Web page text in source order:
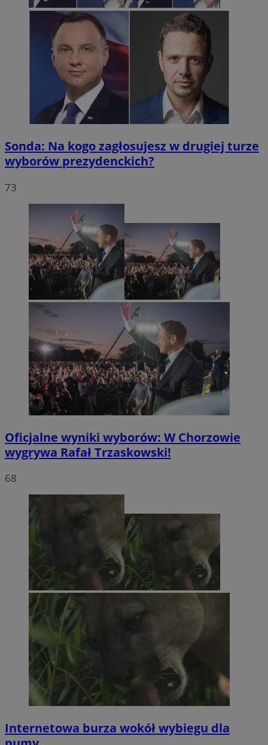
Sonda: Na kogo zagłosujesz w drugiej turze
wyborów prezydenckich?
73
Oficjalne wyniki wyborów: W Chorzowie
wygrywa Rafał Trzaskowski!
68
Internetowa burza wokół wybiegu dla